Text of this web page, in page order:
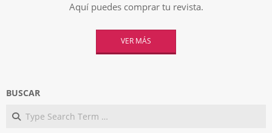
Aquí puedes comprar tu revista.
VER MÁS
BUSCAR
Search